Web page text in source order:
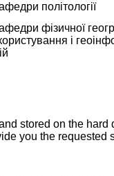
політології
фізичної
і
stored on the
you the